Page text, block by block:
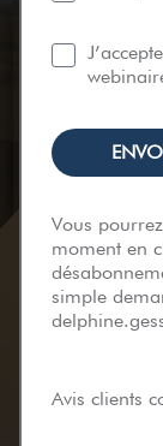
Vous
moment en
simple
Avis clients